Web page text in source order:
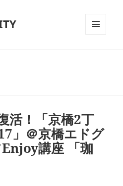
活！「京橋2丁
」＠京橋エドグ
講座 「珈